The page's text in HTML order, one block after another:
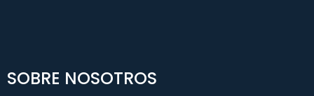
SOBRE NOSOTROS